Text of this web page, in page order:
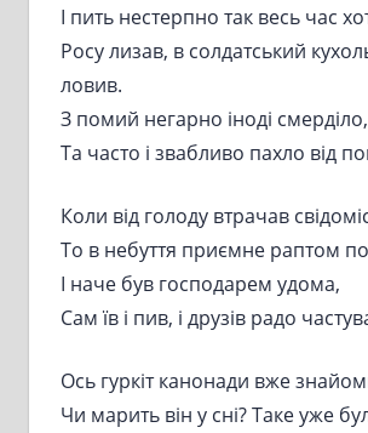
І пить нестерпно так весь час
Росу лизав, в солдатський
ловив.
З помий негарно іноді смерділо,
Та часто і звабливо пахло від
Коли від голоду втрачав
То в небуття приємне раптом
І наче був господарем удома,
Сам їв і пив, і друзів радо
Ось гуркіт канонади вже
Чи марить він у сні? Таке уже